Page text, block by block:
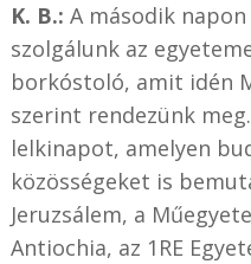
K. B.: A második
szolgálunk az
borkóstoló, amit idén
szerint rendezünk
lelkinapot, amelyen
közösségeket is
Jeruzsálem, a
Antiochia, az 1RE